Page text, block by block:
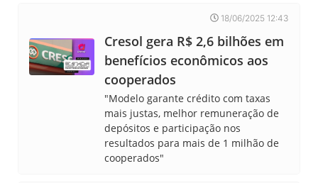
18/06/2025 12:43
Cresol gera R$ 2,6 bilhões em
benefícios econômicos aos
cooperados
"Modelo garante crédito com taxas
mais justas, melhor remuneração de
depósitos e participação nos
resultados para mais de 1 milhão de
cooperados"